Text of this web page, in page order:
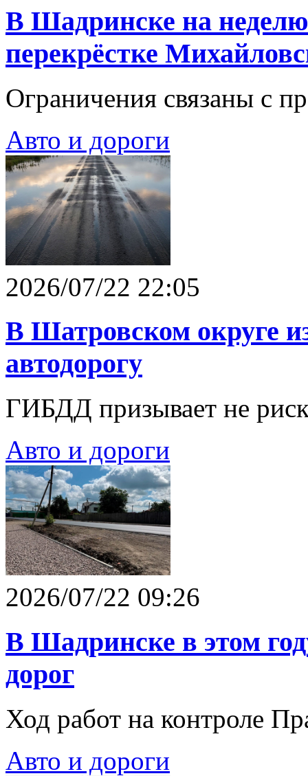
В Шадринске на
перекрёстке
Ограничения связаны с
Авто и дороги
2026/07/22 22:05
В Шатровском округе
автодорогу
ГИБДД призывает не
Авто и дороги
2026/07/22 09:26
В Шадринске в этом
дорог
Ход работ на контроле
Авто и дороги